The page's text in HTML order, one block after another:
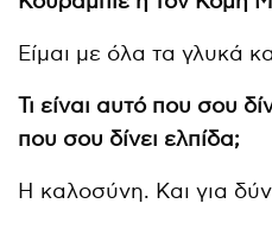
Είμαι με όλα τα γλυκά
Τι είναι αυτό που σου
που σου δίνει ελπίδα;
Η καλοσύνη. Και για